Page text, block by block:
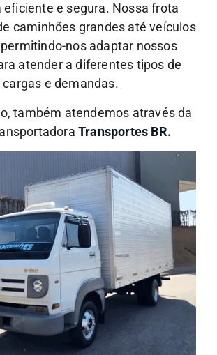
eficiente e segura. Nossa frota
caminhões grandes até veículos
nos adaptar nossos
atender a diferentes tipos de
cargas e demandas.
também atendemos através da
Transportes BR.